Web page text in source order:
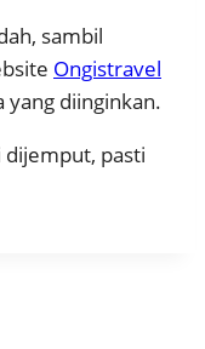
sambil
Ongistravel
diinginkan.
dijemput, pasti